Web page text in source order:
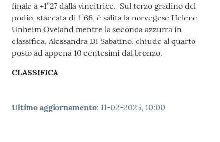
Istituti di
formazione
finale a +1”27 dalla vincitrice. Sul terzo gradino del
podio, staccata di 1”66, è salita la norvegese Helene
Unheim Oveland mentre la seconda azzurra in
classifica, Alessandra Di Sabatino, chiude al quarto
posto ad appena 10 centesimi dal bronzo.
CLASSIFICA
Ultimo aggiornamento: 11-02-2025, 10:00